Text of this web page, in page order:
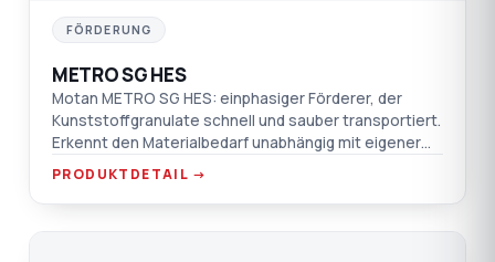
FÖRDERUNG
METRO SG HES
Motan METRO SG HES: einphasiger Förderer, der
Kunststoffgranulate schnell und sauber transportiert.
Erkennt den Materialbedarf unabhängig mit eigener
Steuerung; bürstenloser Motor, leise.
PRODUKTDETAIL →